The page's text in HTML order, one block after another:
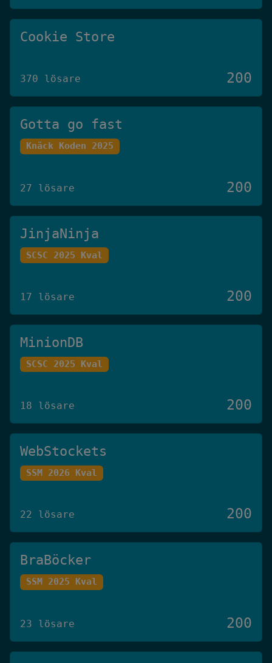
Cookie Store
370 lösare 200
Gotta go fast
Knäck Koden 2025
27 lösare 200
JinjaNinja
SCSC 2025 Kval
17 lösare 200
MinionDB
SCSC 2025 Kval
18 lösare 200
WebStockets
SSM 2026 Kval
22 lösare 200
BraBöcker
SSM 2025 Kval
23 lösare 200